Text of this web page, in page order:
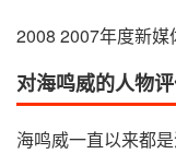
2008 2007年度新媒
对海鸣威的人物
海鸣威一直以来都